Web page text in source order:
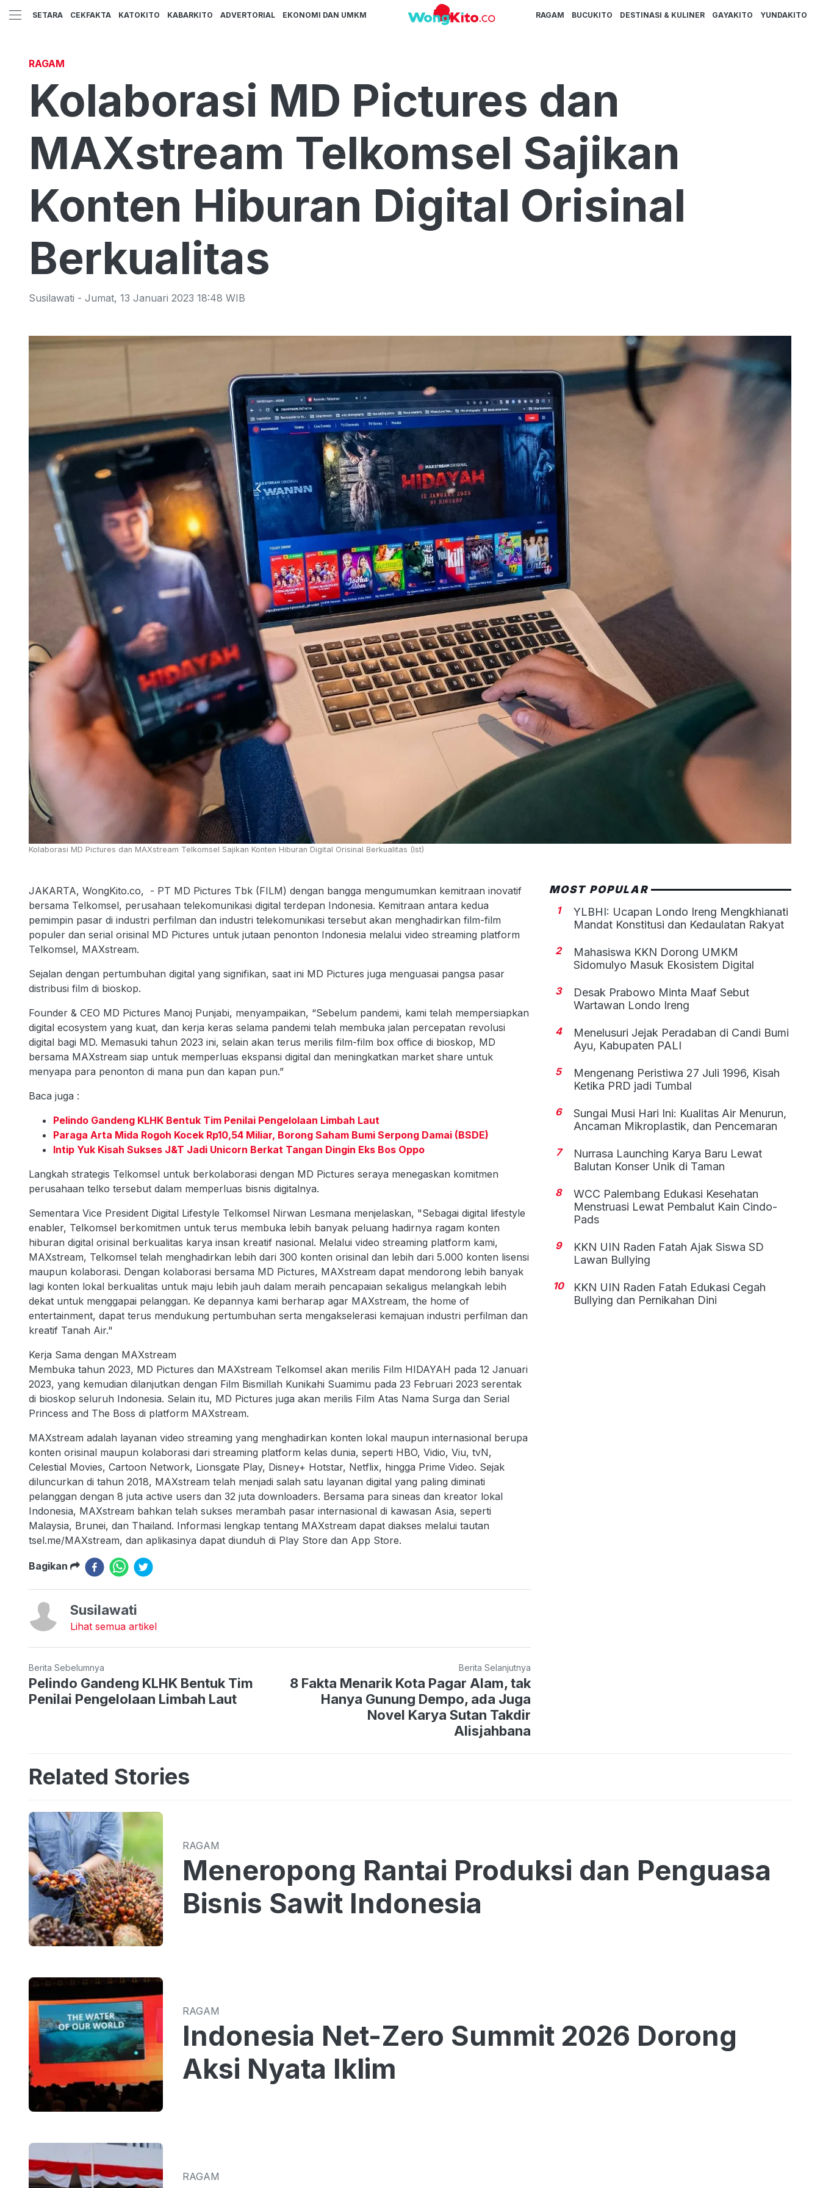
SETARA CEKFAKTA KATOKITO KABARKITO ADVERTORIAL EKONOMI DAN UMKM RAGAM BUCUKITO DESTINASI & KULINER GAYAKITO YUNDAKITO
RAGAM
Kolaborasi MD Pictures dan
MAXstream Telkomsel Sajikan
Konten Hiburan Digital Orisinal
Berkualitas
Susilawati - Jumat, 13 Januari 2023 18:48 WIB
Kolaborasi MD Pictures dan MAXstream Telkomsel Sajikan Konten Hiburan Digital Orisinal Berkualitas (Ist)
JAKARTA, WongKito.co, - PT MD Pictures Tbk (FILM) dengan bangga mengumumkan kemitraan inovatif
bersama Telkomsel, perusahaan telekomunikasi digital terdepan Indonesia. Kemitraan antara kedua
pemimpin pasar di industri perfilman dan industri telekomunikasi tersebut akan menghadirkan film-film
populer dan serial orisinal MD Pictures untuk jutaan penonton Indonesia melalui video streaming platform
Telkomsel, MAXstream.
Sejalan dengan pertumbuhan digital yang signifikan, saat ini MD Pictures juga menguasai pangsa pasar
distribusi film di bioskop.
Founder & CEO MD Pictures Manoj Punjabi, menyampaikan, “Sebelum pandemi, kami telah mempersiapkan
digital ecosystem yang kuat, dan kerja keras selama pandemi telah membuka jalan percepatan revolusi
digital bagi MD. Memasuki tahun 2023 ini, selain akan terus merilis film-film box office di bioskop, MD
bersama MAXstream siap untuk memperluas ekspansi digital dan meningkatkan market share untuk
menyapa para penonton di mana pun dan kapan pun.”
Baca juga :
Pelindo Gandeng KLHK Bentuk Tim Penilai Pengelolaan Limbah Laut
Paraga Arta Mida Rogoh Kocek Rp10,54 Miliar, Borong Saham Bumi Serpong Damai (BSDE)
Intip Yuk Kisah Sukses J&T Jadi Unicorn Berkat Tangan Dingin Eks Bos Oppo
Langkah strategis Telkomsel untuk berkolaborasi dengan MD Pictures seraya menegaskan komitmen
perusahaan telko tersebut dalam memperluas bisnis digitalnya.
Sementara Vice President Digital Lifestyle Telkomsel Nirwan Lesmana menjelaskan, "Sebagai digital lifestyle
enabler, Telkomsel berkomitmen untuk terus membuka lebih banyak peluang hadirnya ragam konten
hiburan digital orisinal berkualitas karya insan kreatif nasional. Melalui video streaming platform kami,
MAXstream, Telkomsel telah menghadirkan lebih dari 300 konten orisinal dan lebih dari 5.000 konten lisensi
maupun kolaborasi. Dengan kolaborasi bersama MD Pictures, MAXstream dapat mendorong lebih banyak
lagi konten lokal berkualitas untuk maju lebih jauh dalam meraih pencapaian sekaligus melangkah lebih
dekat untuk menggapai pelanggan. Ke depannya kami berharap agar MAXstream, the home of
entertainment, dapat terus mendukung pertumbuhan serta mengakselerasi kemajuan industri perfilman dan
kreatif Tanah Air."
Kerja Sama dengan MAXstream
Membuka tahun 2023, MD Pictures dan MAXstream Telkomsel akan merilis Film HIDAYAH pada 12 Januari
2023, yang kemudian dilanjutkan dengan Film Bismillah Kunikahi Suamimu pada 23 Februari 2023 serentak
di bioskop seluruh Indonesia. Selain itu, MD Pictures juga akan merilis Film Atas Nama Surga dan Serial
Princess and The Boss di platform MAXstream.
MAXstream adalah layanan video streaming yang menghadirkan konten lokal maupun internasional berupa
konten orisinal maupun kolaborasi dari streaming platform kelas dunia, seperti HBO, Vidio, Viu, tvN,
Celestial Movies, Cartoon Network, Lionsgate Play, Disney+ Hotstar, Netflix, hingga Prime Video. Sejak
diluncurkan di tahun 2018, MAXstream telah menjadi salah satu layanan digital yang paling diminati
pelanggan dengan 8 juta active users dan 32 juta downloaders. Bersama para sineas dan kreator lokal
Indonesia, MAXstream bahkan telah sukses merambah pasar internasional di kawasan Asia, seperti
Malaysia, Brunei, dan Thailand. Informasi lengkap tentang MAXstream dapat diakses melalui tautan
tsel.me/MAXstream, dan aplikasinya dapat diunduh di Play Store dan App Store.
Bagikan
Susilawati
Lihat semua artikel
Berita Sebelumnya
Pelindo Gandeng KLHK Bentuk Tim
Penilai Pengelolaan Limbah Laut
Berita Selanjutnya
8 Fakta Menarik Kota Pagar Alam, tak
Hanya Gunung Dempo, ada Juga
Novel Karya Sutan Takdir
Alisjahbana
MOST POPULAR
1
YLBHI: Ucapan Londo Ireng Mengkhianati
Mandat Konstitusi dan Kedaulatan Rakyat
2
Mahasiswa KKN Dorong UMKM
Sidomulyo Masuk Ekosistem Digital
3
Desak Prabowo Minta Maaf Sebut
Wartawan Londo Ireng
4
Menelusuri Jejak Peradaban di Candi Bumi
Ayu, Kabupaten PALI
5
Mengenang Peristiwa 27 Juli 1996, Kisah
Ketika PRD jadi Tumbal
6
Sungai Musi Hari Ini: Kualitas Air Menurun,
Ancaman Mikroplastik, dan Pencemaran
7
Nurrasa Launching Karya Baru Lewat
Balutan Konser Unik di Taman
8
WCC Palembang Edukasi Kesehatan
Menstruasi Lewat Pembalut Kain Cindo-
Pads
9
KKN UIN Raden Fatah Ajak Siswa SD
Lawan Bullying
10
KKN UIN Raden Fatah Edukasi Cegah
Bullying dan Pernikahan Dini
Related Stories
RAGAM
Meneropong Rantai Produksi dan Penguasa
Bisnis Sawit Indonesia
RAGAM
Indonesia Net-Zero Summit 2026 Dorong
Aksi Nyata Iklim
RAGAM